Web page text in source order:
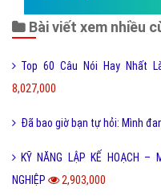
Bài viết xem nhiều
Top 60 Câu Nói Hay Nhất
8,027,000
Đã bao giờ bạn tự hỏi: Mình
KỸ NĂNG LẬP KẾ HOẠCH –
NGHIỆP
2,903,000